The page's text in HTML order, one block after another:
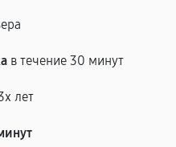
в течение 30 минут
лет